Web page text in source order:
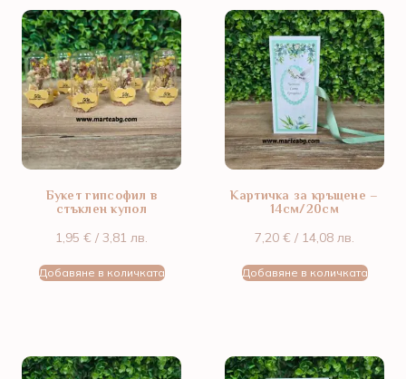
Букет гипсофил в
стъклен купол
1,95 € / 3,81 лв.
Добавяне в количката
Картичка за кръщене –
14см/20см
7,20 € / 14,08 лв.
Добавяне в количката